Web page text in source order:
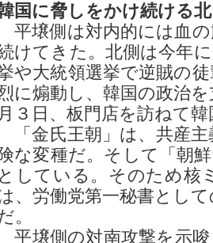
国に脅しをかけ続ける北
平壌側は対内的には血
けてきた。北側は今年
や大統領選挙で逆賊の
に煽動し、韓国の政治
月３日、板門店を訪ねて
「金氏王朝」は、共産
な変種だ。そして「朝
としている。そのため核
、労働党第一秘書とし
。
平壌側の対南攻撃を示